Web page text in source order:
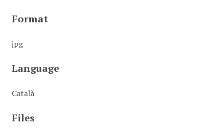
Format
jpg
Language
Català
Files